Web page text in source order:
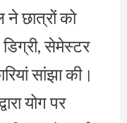
ने छात्रों को
डिग्री, सेमेस्टर
सांझा की।
योग पर